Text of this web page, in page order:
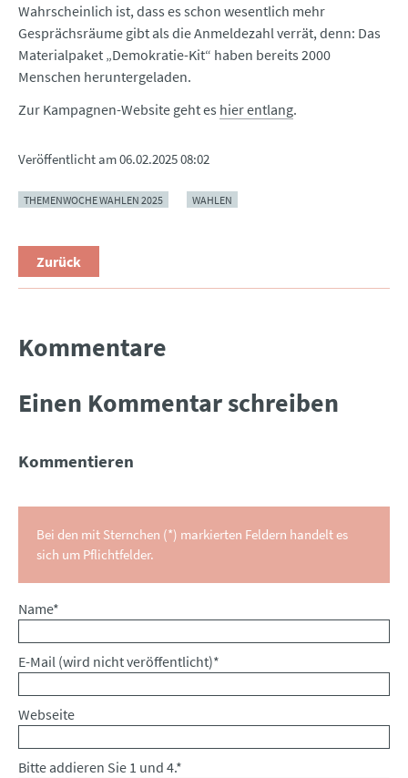
Wahrscheinlich ist, dass es schon wesentlich mehr
Gesprächsräume gibt als die Anmeldezahl verrät, denn: Das
Materialpaket „Demokratie-Kit“ haben bereits 2000
Menschen heruntergeladen.
Zur Kampagnen-Website geht es hier entlang.
Veröffentlicht am06.02.2025 08:02
THEMENWOCHE WAHLEN 2025 WAHLEN
Zurück
Kommentare
Einen Kommentar schreiben
Kommentieren
Bei den mit Sternchen (*) markierten Feldern handelt es
sich um Pflichtfelder.
Pflichtfeld
Name*
Pflichtfeld
E-Mail (wird nicht veröffentlicht)*
Webseite
Bitte addieren Sie 1 und 4.*